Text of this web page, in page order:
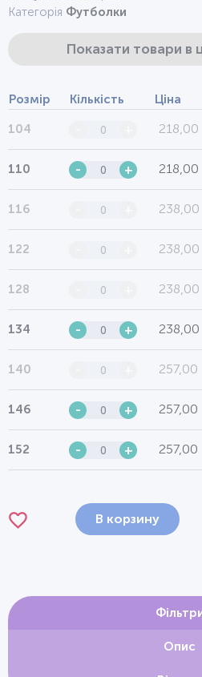
Категорія Футболки
Показати товари в
Розмір Кількість Ціна
104 218,00
110 - + 218,00
116 238,00
122 238,00
128 238,00
134 - + 238,00
140 257,00
146 - + 257,00
152 - + 257,00
В корзину
Опис